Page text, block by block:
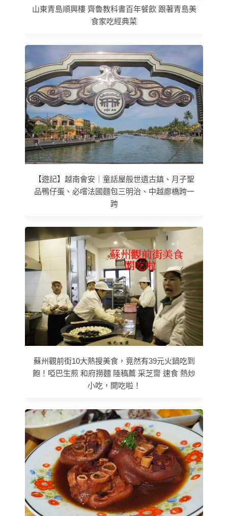
山東青島順興樓 齊魯教科書百年餐飲 跟著青島美
食家吃經典菜
【遊記】越南會安｜童話屋般世遺古鎮、月子聖
品鴨仔蛋、必嚐法國麵包三明治、中越廊橋跨一
跨
蘇州觀前街10大熱搜美食，竟然有39元火鍋吃到
飽！啞巴生煎 和府撈麵 陸稿薦 采芝齋 速食 熱炒
小吃，開吃啦！